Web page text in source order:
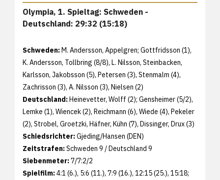
Olympia, 1. Spieltag: Schweden -
Deutschland: 29:32 (15:18)
Schweden:M. Andersson, Appelgren; Gottfridsson (1),
K. Andersson, Tollbring (8/8), L. Nilsson, Steinbacken,
Karlsson, Jakobsson (5), Petersen (3), Stenmalm (4),
Zachrisson (3), A. Nilsson (3), Nielsen (2)
Deutschland:Heinevetter, Wolff (2); Gensheimer (5/2),
Lemke (1), Wiencek (2), Reichmann (6), Wiede (4), Pekeler
(2), Strobel, Groetzki, Häfner, Kühn (7), Dissinger, Drux (3)
Schiedsrichter:Gjeding/Hansen (DEN)
Zeitstrafen:Schweden 9 / Deutschland 9
Siebenmeter:7/7:2/2
Spielfilm:4:1 (6.), 5:6 (11.), 7:9 (16.), 12:15 (25.), 15:18;